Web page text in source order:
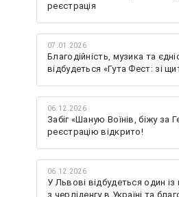
реєстрація
07.01.2026
Благодійність, музика та
відбудеться «Гута Фест: зі
06.12.2026
Забіг «Шаную Воїнів, біжу за
реєстрацію відкрито!
06.12.2026
У Львові відбудеться один із
з черліденгу в Україні та